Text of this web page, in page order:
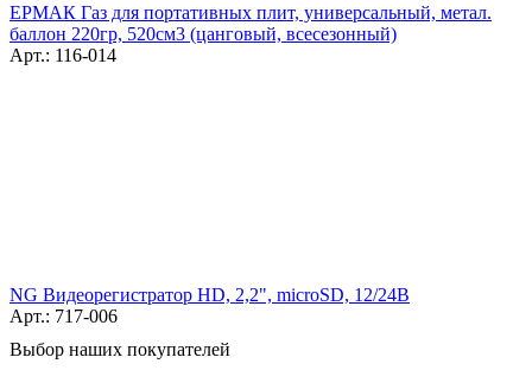
ЕРМАК Газ для портативных плит, универсальный, метал.
баллон 220гр, 520см3 (цанговый, всесезонный)
Арт.: 116-014
NG Видеорегистратор HD, 2,2", microSD, 12/24В
Арт.: 717-006
Выбор наших покупателей